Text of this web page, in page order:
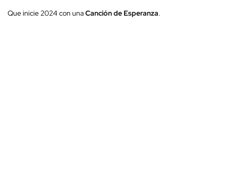
Que inicie 2024 con unaCanción de Esperanza.